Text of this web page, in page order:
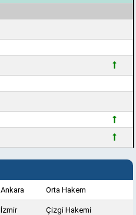
Ankara Orta Hakem
İzmir Çizgi Hakemi